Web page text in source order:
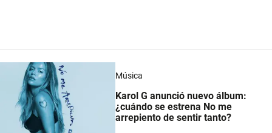
Música
Karol G anunció nuevo álbum:
¿cuándo se estrena No me
arrepiento de sentir tanto?